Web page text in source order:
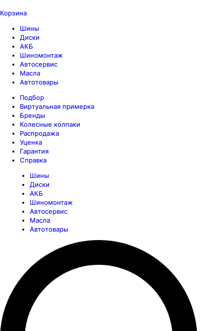
Корзина
Шины
Диски
АКБ
Шиномонтаж
Автосервис
Масла
Автотовары
Подбор
Виртуальная примерка
Бренды
Колесные колпаки
Распродажа
Уценка
Гарантия
Справка
Шины
Диски
АКБ
Шиномонтаж
Автосервис
Масла
Автотовары